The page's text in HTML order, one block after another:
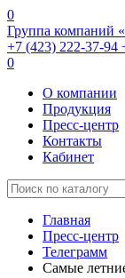
0
Группа компаний
+7 (423) 222-37-94
0
О компании
Продукция
Пресс-центр
Контакты
Кабинет
Главная
Пресс-центр
Телеграмм
Самые